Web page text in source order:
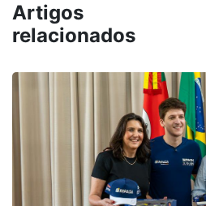
Artigos
relacionados